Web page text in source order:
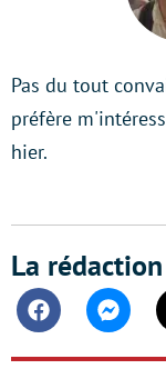
Pas du tout
préfère
hier.
La
Facebook